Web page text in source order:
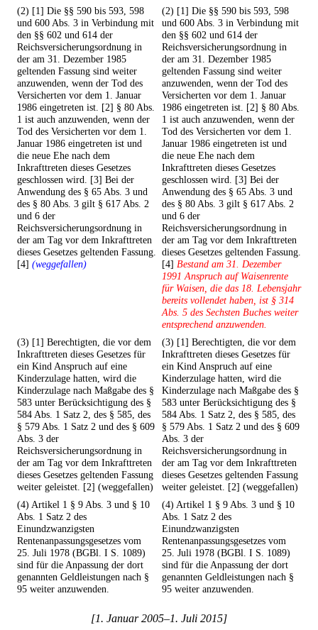
(2) [1] Die §§ 590 bis 593, 598
und 600 Abs. 3 in Verbindung mit
den §§ 602 und 614 der
Reichsversicherungsordnung in
der am 31. Dezember 1985
geltenden Fassung sind weiter
anzuwenden, wenn der Tod des
Versicherten vor dem 1. Januar
1986 eingetreten ist. [2] § 80 Abs.
1 ist auch anzuwenden, wenn der
Tod des Versicherten vor dem 1.
Januar 1986 eingetreten ist und
die neue Ehe nach dem
Inkrafttreten dieses Gesetzes
geschlossen wird. [3] Bei der
Anwendung des § 65 Abs. 3 und
des § 80 Abs. 3 gilt § 617 Abs. 2
und 6 der
Reichsversicherungsordnung in
der am Tag vor dem Inkrafttreten
dieses Gesetzes geltenden Fassung.
[4] (weggefallen)
(2) [1] Die §§ 590 bis 593, 598
und 600 Abs. 3 in Verbindung mit
den §§ 602 und 614 der
Reichsversicherungsordnung in
der am 31. Dezember 1985
geltenden Fassung sind weiter
anzuwenden, wenn der Tod des
Versicherten vor dem 1. Januar
1986 eingetreten ist. [2] § 80 Abs.
1 ist auch anzuwenden, wenn der
Tod des Versicherten vor dem 1.
Januar 1986 eingetreten ist und
die neue Ehe nach dem
Inkrafttreten dieses Gesetzes
geschlossen wird. [3] Bei der
Anwendung des § 65 Abs. 3 und
des § 80 Abs. 3 gilt § 617 Abs. 2
und 6 der
Reichsversicherungsordnung in
der am Tag vor dem Inkrafttreten
dieses Gesetzes geltenden Fassung.
[4] Bestand am 31. Dezember
1991 Anspruch auf Waisenrente
für Waisen, die das 18. Lebensjahr
bereits vollendet haben, ist § 314
Abs. 5 des Sechsten Buches weiter
entsprechend anzuwenden.
(3) [1] Berechtigten, die vor dem
Inkrafttreten dieses Gesetzes für
ein Kind Anspruch auf eine
Kinderzulage hatten, wird die
Kinderzulage nach Maßgabe des §
583 unter Berücksichtigung des §
584 Abs. 1 Satz 2, des § 585, des
§ 579 Abs. 1 Satz 2 und des § 609
Abs. 3 der
Reichsversicherungsordnung in
der am Tag vor dem Inkrafttreten
dieses Gesetzes geltenden Fassung
weiter geleistet. [2] (weggefallen)
(3) [1] Berechtigten, die vor dem
Inkrafttreten dieses Gesetzes für
ein Kind Anspruch auf eine
Kinderzulage hatten, wird die
Kinderzulage nach Maßgabe des §
583 unter Berücksichtigung des §
584 Abs. 1 Satz 2, des § 585, des
§ 579 Abs. 1 Satz 2 und des § 609
Abs. 3 der
Reichsversicherungsordnung in
der am Tag vor dem Inkrafttreten
dieses Gesetzes geltenden Fassung
weiter geleistet. [2] (weggefallen)
(4) Artikel 1 § 9 Abs. 3 und § 10
Abs. 1 Satz 2 des
Einundzwanzigsten
Rentenanpassungsgesetzes vom
25. Juli 1978 (BGBl. I S. 1089)
sind für die Anpassung der dort
genannten Geldleistungen nach §
95 weiter anzuwenden.
(4) Artikel 1 § 9 Abs. 3 und § 10
Abs. 1 Satz 2 des
Einundzwanzigsten
Rentenanpassungsgesetzes vom
25. Juli 1978 (BGBl. I S. 1089)
sind für die Anpassung der dort
genannten Geldleistungen nach §
95 weiter anzuwenden.
[1. Januar 2005–1. Juli 2015]